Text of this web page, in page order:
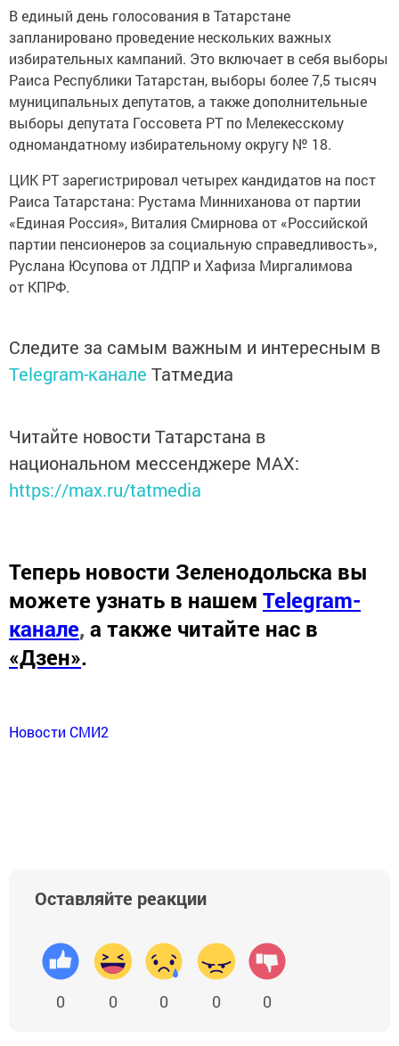
В единый день голосования в Татарстане
запланировано проведение нескольких важных
избирательных кампаний. Это включает в себя выборы
Раиса Республики Татарстан, выборы более 7,5 тысяч
муниципальных депутатов, а также дополнительные
выборы депутата Госсовета РТ по Мелекесскому
одномандатному избирательному округу № 18.
ЦИК РТ зарегистрировал четырех кандидатов на пост
Раиса Татарстана: Рустама Минниханова от партии
«Единая Россия», Виталия Смирнова от «Российской
партии пенсионеров за социальную справедливость»,
Руслана Юсупова от ЛДПР и Хафиза Миргалимова
от КПРФ.
Следите за самым важным и интересным в
Telegram-канале Татмедиа
Читайте новости Татарстана в
национальном мессенджере MАХ:
https://max.ru/tatmedia
Теперь новости Зеленодольска вы
можете узнать в нашем Telegram-
канале, а также читайте нас в
«Дзен».
Новости СМИ2
Оставляйте реакции
0 0 0 0 0